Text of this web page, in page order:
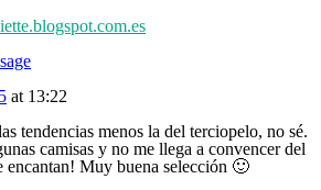
at 13:22
tendencias menos la del terciopelo, no sé.
camisas y no me llega a convencer del
encantan! Muy buena selección 🙂